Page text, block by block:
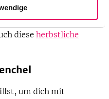
Brot
diese herbstliche
um dich mit